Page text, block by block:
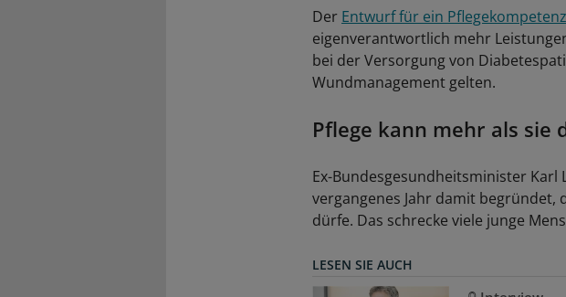
Der Entwurf für ein
eigenverantwortlich mehr
bei der Versorgung von
Wundmanagement gelten.
Pflege kann mehr als sie
Ex-Bundesgesundheitsminister Karl
vergangenes Jahr damit begründet,
dürfe. Das schrecke viele junge
LESEN SIE AUCH